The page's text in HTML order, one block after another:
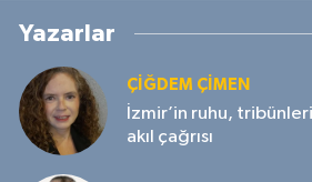
Yazarlar
ÇIĞDEM ÇIMEN
İzmir’in ruhu,
akıl çağrısı